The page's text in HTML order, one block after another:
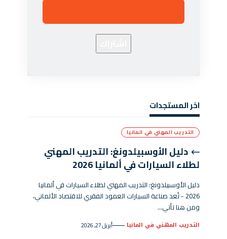
اخر المستجدات
التدريب المهني في المانيا
دليل الأوسبيلدونغ: التدريب المهني
لطلاء السيارات في ألمانيا 2026
دليل الأوسبيلدونغ: التدريب المهني لطلاء السيارات في ألمانيا
2026 - تُعد صناعة السيارات العمود الفقري للاقتصاد الألماني،
ومن هنا تأتي…
التدريب المهني في المانيا أبريل 27, 2026